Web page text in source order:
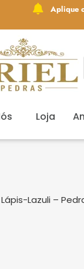
Aplique
Loja
Lazuli –